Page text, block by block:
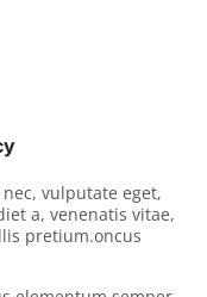
vulputate eget,
a, venenatis vitae,
pretium.oncus